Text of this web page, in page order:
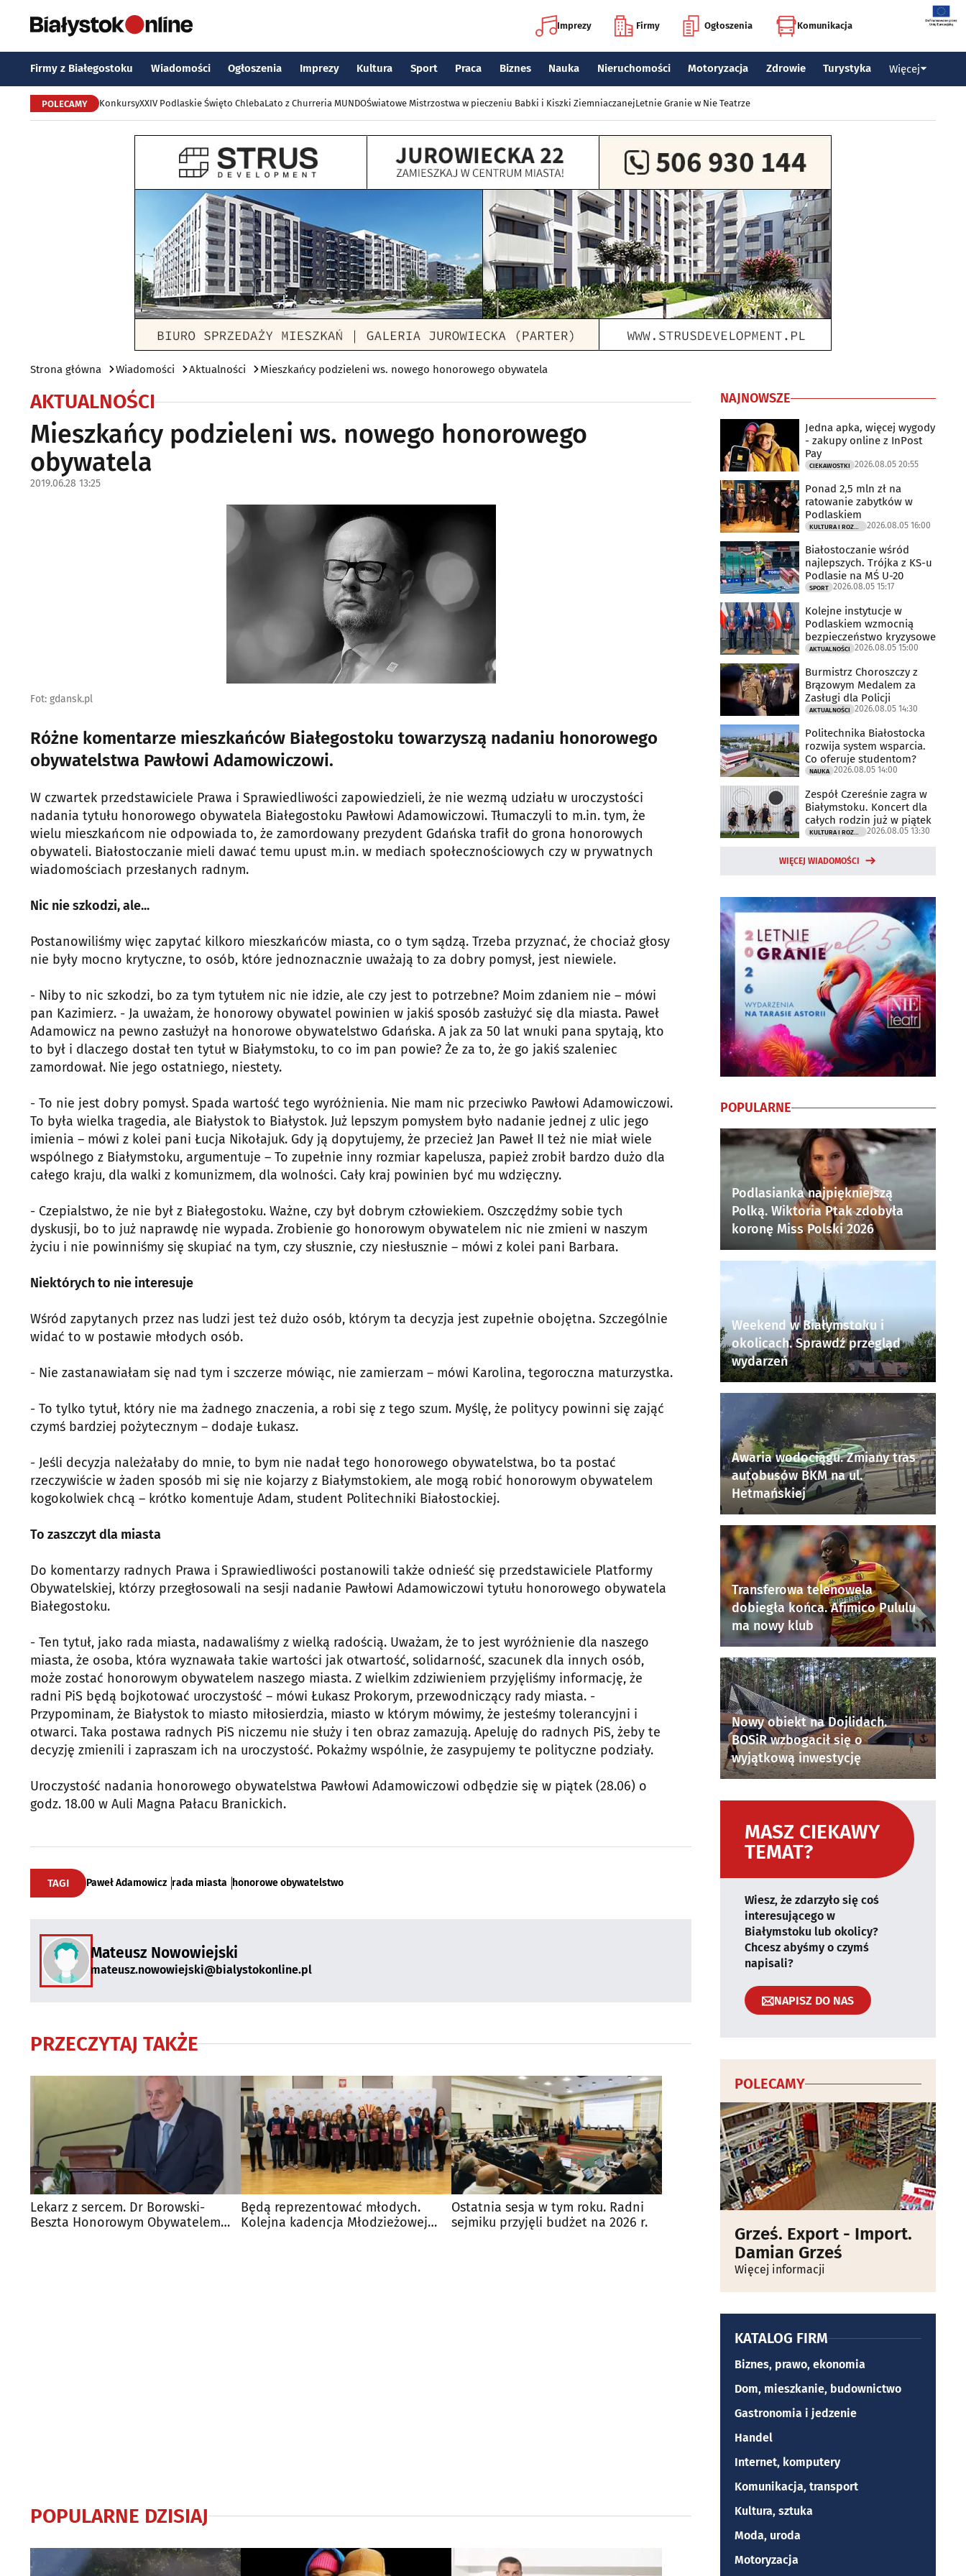
Imprezy Firmy Ogłoszenia Komunikacja
Firmy z Białegostoku Wiadomości Ogłoszenia Imprezy Kultura Sport Praca Biznes Nauka Nieruchomości Motoryzacja Zdrowie Turystyka Więcej
POLECAMY KonkursyXXIV Podlaskie Święto ChlebaLato z Churreria MUNDOŚwiatowe Mistrzostwa w pieczeniu Babki i Kiszki ZiemniaczanejLetnie Granie w Nie Teatrze
Strona główna Wiadomości Aktualności Mieszkańcy podzieleni ws. nowego honorowego obywatela
AKTUALNOŚCI
Mieszkańcy podzieleni ws. nowego honorowego
obywatela
2019.06.28 13:25
Fot: gdansk.pl
Różne komentarze mieszkańców Białegostoku towarzyszą nadaniu honorowego
obywatelstwa Pawłowi Adamowiczowi.
W czwartek przedstawiciele Prawa i Sprawiedliwości zapowiedzieli, że nie wezmą udziału w uroczystości
nadania tytułu honorowego obywatela Białegostoku Pawłowi Adamowiczowi. Tłumaczyli to m.in. tym, że
wielu mieszkańcom nie odpowiada to, że zamordowany prezydent Gdańska trafił do grona honorowych
obywateli. Białostoczanie mieli dawać temu upust m.in. w mediach społecznościowych czy w prywatnych
wiadomościach przesłanych radnym.
Nic nie szkodzi, ale...
Postanowiliśmy więc zapytać kilkoro mieszkańców miasta, co o tym sądzą. Trzeba przyznać, że chociaż głosy
nie były mocno krytyczne, to osób, które jednoznacznie uważają to za dobry pomysł, jest niewiele.
- Niby to nic szkodzi, bo za tym tytułem nic nie idzie, ale czy jest to potrzebne? Moim zdaniem nie – mówi
pan Kazimierz. - Ja uważam, że honorowy obywatel powinien w jakiś sposób zasłużyć się dla miasta. Paweł
Adamowicz na pewno zasłużył na honorowe obywatelstwo Gdańska. A jak za 50 lat wnuki pana spytają, kto
to był i dlaczego dostał ten tytuł w Białymstoku, to co im pan powie? Że za to, że go jakiś szaleniec
zamordował. Nie jego ostatniego, niestety.
- To nie jest dobry pomysł. Spada wartość tego wyróżnienia. Nie mam nic przeciwko Pawłowi Adamowiczowi.
To była wielka tragedia, ale Białystok to Białystok. Już lepszym pomysłem było nadanie jednej z ulic jego
imienia – mówi z kolei pani Łucja Nikołajuk. Gdy ją dopytujemy, że przecież Jan Paweł II też nie miał wiele
wspólnego z Białymstoku, argumentuje – To zupełnie inny rozmiar kapelusza, papież zrobił bardzo dużo dla
całego kraju, dla walki z komunizmem, dla wolności. Cały kraj powinien być mu wdzięczny.
- Czepialstwo, że nie był z Białegostoku. Ważne, czy był dobrym człowiekiem. Oszczędźmy sobie tych
dyskusji, bo to już naprawdę nie wypada. Zrobienie go honorowym obywatelem nic nie zmieni w naszym
życiu i nie powinniśmy się skupiać na tym, czy słusznie, czy niesłusznie – mówi z kolei pani Barbara.
Niektórych to nie interesuje
Wśród zapytanych przez nas ludzi jest też dużo osób, którym ta decyzja jest zupełnie obojętna. Szczególnie
widać to w postawie młodych osób.
- Nie zastanawiałam się nad tym i szczerze mówiąc, nie zamierzam – mówi Karolina, tegoroczna maturzystka.
- To tylko tytuł, który nie ma żadnego znaczenia, a robi się z tego szum. Myślę, że politycy powinni się zająć
czymś bardziej pożytecznym – dodaje Łukasz.
- Jeśli decyzja należałaby do mnie, to bym nie nadał tego honorowego obywatelstwa, bo ta postać
rzeczywiście w żaden sposób mi się nie kojarzy z Białymstokiem, ale mogą robić honorowym obywatelem
kogokolwiek chcą – krótko komentuje Adam, student Politechniki Białostockiej.
To zaszczyt dla miasta
Do komentarzy radnych Prawa i Sprawiedliwości postanowili także odnieść się przedstawiciele Platformy
Obywatelskiej, którzy przegłosowali na sesji nadanie Pawłowi Adamowiczowi tytułu honorowego obywatela
Białegostoku.
- Ten tytuł, jako rada miasta, nadawaliśmy z wielką radością. Uważam, że to jest wyróżnienie dla naszego
miasta, że osoba, która wyznawała takie wartości jak otwartość, solidarność, szacunek dla innych osób,
może zostać honorowym obywatelem naszego miasta. Z wielkim zdziwieniem przyjęliśmy informację, że
radni PiS będą bojkotować uroczystość – mówi Łukasz Prokorym, przewodniczący rady miasta. -
Przypominam, że Białystok to miasto miłosierdzia, miasto w którym mówimy, że jesteśmy tolerancyjni i
otwarci. Taka postawa radnych PiS niczemu nie służy i ten obraz zamazują. Apeluję do radnych PiS, żeby te
decyzję zmienili i zapraszam ich na uroczystość. Pokażmy wspólnie, że zasypujemy te polityczne podziały.
Uroczystość nadania honorowego obywatelstwa Pawłowi Adamowiczowi odbędzie się w piątek (28.06) o
godz. 18.00 w Auli Magna Pałacu Branickich.
TAGI Paweł Adamowicz rada miasta honorowe obywatelstwo
Mateusz Nowowiejski
mateusz.nowowiejski@bialystokonline.pl
PRZECZYTAJ TAKŻE
Lekarz z sercem. Dr Borowski-
Beszta Honorowym Obywatelem
Będą reprezentować młodych.
Kolejna kadencja Młodzieżowej
Ostatnia sesja w tym roku. Radni
sejmiku przyjęli budżet na 2026 r.
POPULARNE DZISIAJ
NAJNOWSZE
Jedna apka, więcej wygody
- zakupy online z InPost
Pay
CIEKAWOSTKI 2026.08.05 20:55
Ponad 2,5 mln zł na
ratowanie zabytków w
Podlaskiem
2026.08.05 16:00
Białostoczanie wśród
najlepszych. Trójka z KS-u
Podlasie na MŚ U-20
SPORT 2026.08.05 15:17
Kolejne instytucje w
Podlaskiem wzmocnią
bezpieczeństwo kryzysowe
AKTUALNOŚCI 2026.08.05 15:00
Burmistrz Choroszczy z
Brązowym Medalem za
Zasługi dla Policji
AKTUALNOŚCI 2026.08.05 14:30
Politechnika Białostocka
rozwija system wsparcia.
Co oferuje studentom?
NAUKA 2026.08.05 14:00
Zespół Czereśnie zagra w
Białymstoku. Koncert dla
całych rodzin już w piątek
2026.08.05 13:30
WIĘCEJ WIADOMOŚCI
POPULARNE
Podlasianka najpiękniejszą
Polką. Wiktoria Ptak zdobyła
koronę Miss Polski 2026
Weekend w Białymstoku i
okolicach. Sprawdź przegląd
wydarzeń
Awaria wodociągu. Zmiany tras
autobusów BKM na ul.
Hetmańskiej
Transferowa telenowela
dobiegła końca. Afimico Pululu
ma nowy klub
Nowy obiekt na Dojlidach.
BOSiR wzbogacił się o
wyjątkową inwestycję
MASZ CIEKAWY
TEMAT?
Wiesz, że zdarzyło się coś
interesującego w
Białymstoku lub okolicy?
Chcesz abyśmy o czymś
napisali?
NAPISZ DO NAS
POLECAMY
Grześ. Export - Import.
Damian Grześ
Więcej informacji
KATALOG FIRM
Biznes, prawo, ekonomia
Dom, mieszkanie, budownictwo
Gastronomia i jedzenie
Handel
Internet, komputery
Komunikacja, transport
Kultura, sztuka
Moda, uroda
Motoryzacja